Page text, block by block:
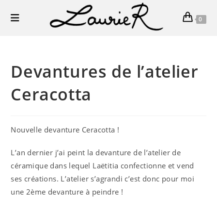
0
Devantures de l’atelier
Ceracotta
Nouvelle devanture Ceracotta !
L’an dernier j’ai peint la devanture de l’atelier de
céramique dans lequel Laëtitia confectionne et vend
ses créations. L’atelier s’agrandi c’est donc pour moi
une 2ème devanture à peindre !